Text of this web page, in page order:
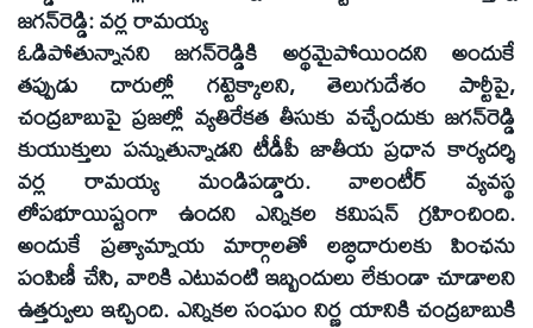
జగన్‌రెడ్డి: వర్ల రామయ్య
ఓడిపోతున్నానని జగన్‌రెడ్డికి అర్థమైపోయిందని అందుకే
తప్పుడు దారుల్లో గట్టెక్కాలని, తెలుగుదేశం పార్టీపై,
చంద్రబాబుపై ప్రజల్లో వ్యతిరేకత తీసుకు వచ్చేందుకు జగన్‌రెడ్డి
కుయుక్తులు పన్నుతున్నాడని టీడీపీ జాతీయ ప్రధాన కార్యదర్శి
వర్ల రామయ్య మండిపడ్డారు. వాలంటీర్‌ వ్యవస్థ
లోపభూయిష్టంగా ఉందని ఎన్నికల కమిషన్‌ గ్రహించింది.
అందుకే ప్రత్యామ్నాయ మార్గాలతో లబ్ధిదారులకు పింఛను
పంపిణీ చేసి, వారికి ఎటువంటి ఇబ్బందులు లేకుండా చూడాలని
ఉత్తర్వులు ఇచ్చింది. ఎన్నికల సంఘం నిర్ణ యానికి చంద్రబాబుకి